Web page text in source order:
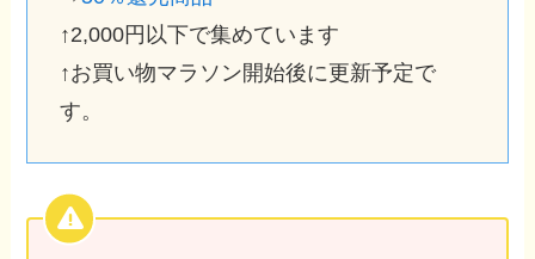
↑2,000円以下で集めています
↑お買い物マラソン開始後に更新予定で
す。